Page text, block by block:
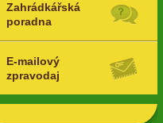
Zahrádkářská
poradna
E-mailový
zpravodaj